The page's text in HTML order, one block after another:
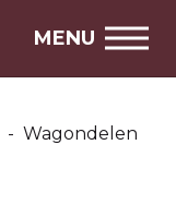
MENU
- Wagondelen